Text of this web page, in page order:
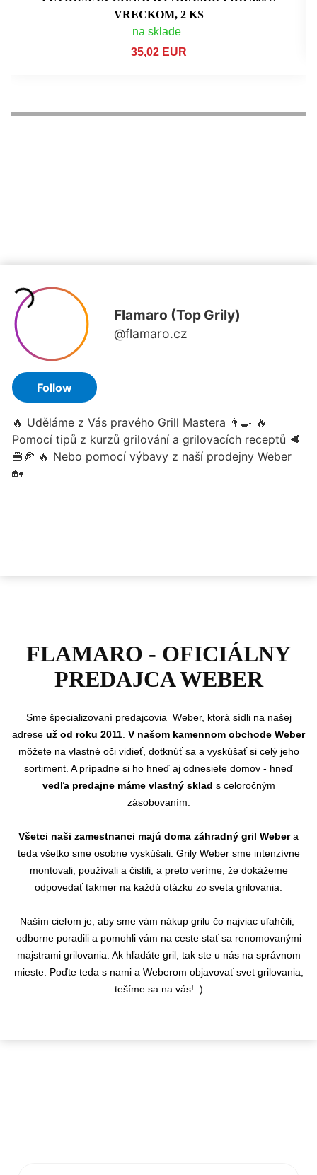
VRECKOM, 2 KS
na sklade
35,02 EUR
FLAMARO - OFICIÁLNY
PREDAJCA WEBER
Sme špecializovaní predajcovia Weber, ktorá sídli na našej
adrese už od roku 2011 V našom kamennom obchode Weber
môžete na vlastné oči vidieť, dotknúť sa a vyskúšať si celý jeho
sortiment. A prípadne si ho hneď aj odnesiete domov - hneď
vedľa predajne máme vlastný sklad s celoročným
zásobovaním.
Všetci naši zamestnanci majú doma záhradný gril Webera
teda všetko sme osobne vyskúšali. Grily Weber sme intenzívne
montovali, používali a čistili, a preto veríme, že dokážeme
odpovedať takmer na každú otázku zo sveta grilovania.
Naším cieľom je, aby sme vám nákup grilu čo najviac uľahčili,
odborne poradili a pomohli vám na ceste stať sa renomovanými
majstrami grilovania. Ak hľadáte gril, tak ste u nás na správnom
mieste. Poďte teda s nami a Weberom objavovať svet grilovania,
tešíme sa na vás! :)